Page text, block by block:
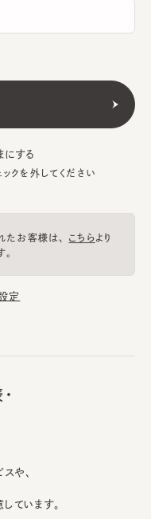
にする
クを外してください
お客様は、 こちらより
定
や、
ています。